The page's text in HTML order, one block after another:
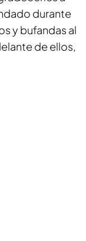
durante
y bufandas al
de ellos,